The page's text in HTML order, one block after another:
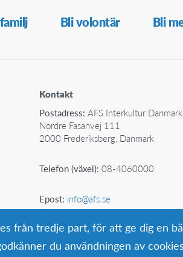
Bli volontär Bli
Kontakt
Postadress: AFS Interkultur Danmark
Nordre Fasanvej 111
2000 Frederiksberg, Danmark
Telefon (växel):08-4060000
Epost: info@afs.se
från tredje part, för att ge dig en
du användningen av